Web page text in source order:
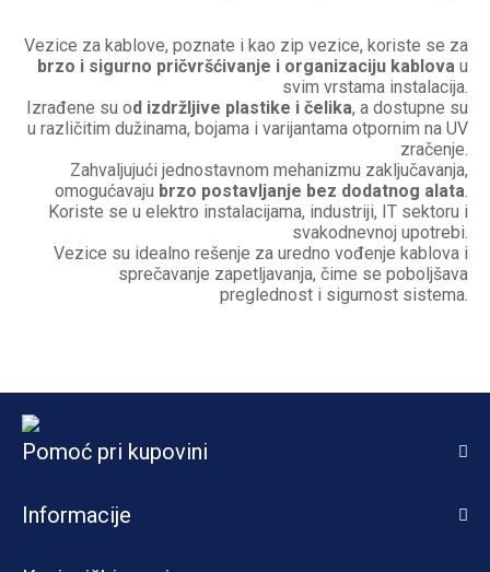
Vezice za kablove, poznate i kao zip vezice, koriste se za
brzo i sigurno pričvršćivanje i organizaciju kablova u
svim vrstama instalacija.
Izrađene su od izdržljive plastike i čelika, a dostupne su
u različitim dužinama, bojama i varijantama otpornim na UV
zračenje.
Zahvaljujući jednostavnom mehanizmu zaključavanja,
omogućavaju brzo postavljanje bez dodatnog alata.
Koriste se u elektro instalacijama, industriji, IT sektoru i
svakodnevnoj upotrebi.
Vezice su idealno rešenje za uredno vođenje kablova i
sprečavanje zapetljavanja, čime se poboljšava
preglednost i sigurnost sistema.
Pomoć pri kupovini
Informacije